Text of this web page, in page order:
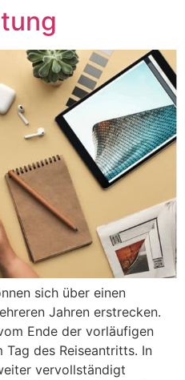
sich über einen
Jahren erstrecken.
Ende der vorläufigen
Tag des Reiseantritts. In
vervollständigt